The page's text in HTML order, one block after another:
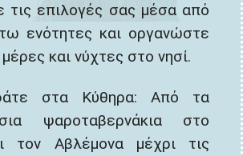
τις επιλογές σας μέσα από
ενότητες και οργανώστε
και νύχτες στο νησί.
στα Κύθηρα: Από τα
ψαροταβερνάκια στο
τον Αβλέμονα μέχρι τις